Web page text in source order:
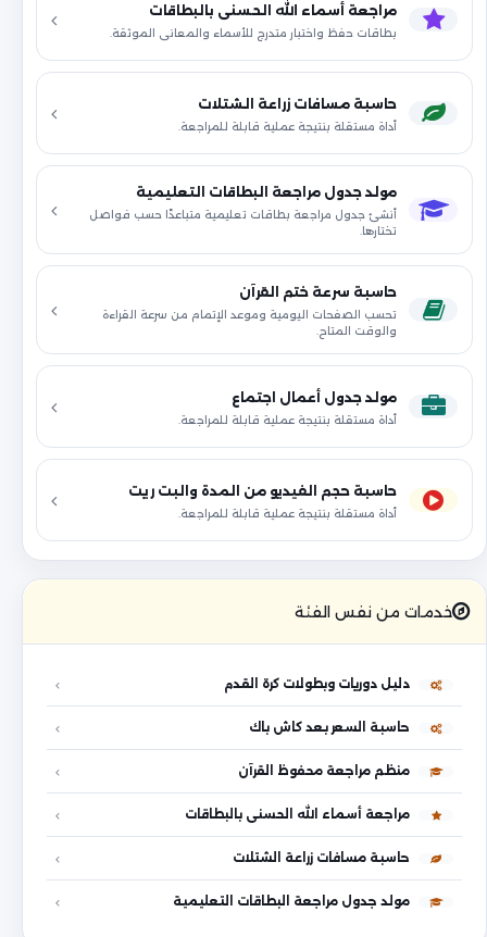
مراجعة أسماء الله الحسنى بالبطاقات
بطاقات حفظ واختبار متدرج للأسماء والمعاني الموثقة.
حاسبة مسافات زراعة الشتلات
أداة مستقلة بنتيجة عملية قابلة للمراجعة.
مولد جدول مراجعة البطاقات التعليمية
أنشئ جدول مراجعة بطاقات تعليمية متباعدًا حسب فواصل
تختارها.
حاسبة سرعة ختم القرآن
تحسب الصفحات اليومية وموعد الإتمام من سرعة القراءة
والوقت المتاح.
مولد جدول أعمال اجتماع
أداة مستقلة بنتيجة عملية قابلة للمراجعة.
حاسبة حجم الفيديو من المدة والبت ريت
أداة مستقلة بنتيجة عملية قابلة للمراجعة.
خدمات من نفس الفئة
دليل دوريات وبطولات كرة القدم
حاسبة السعر بعد كاش باك
منظم مراجعة محفوظ القرآن
مراجعة أسماء الله الحسنى بالبطاقات
حاسبة مسافات زراعة الشتلات
مولد جدول مراجعة البطاقات التعليمية